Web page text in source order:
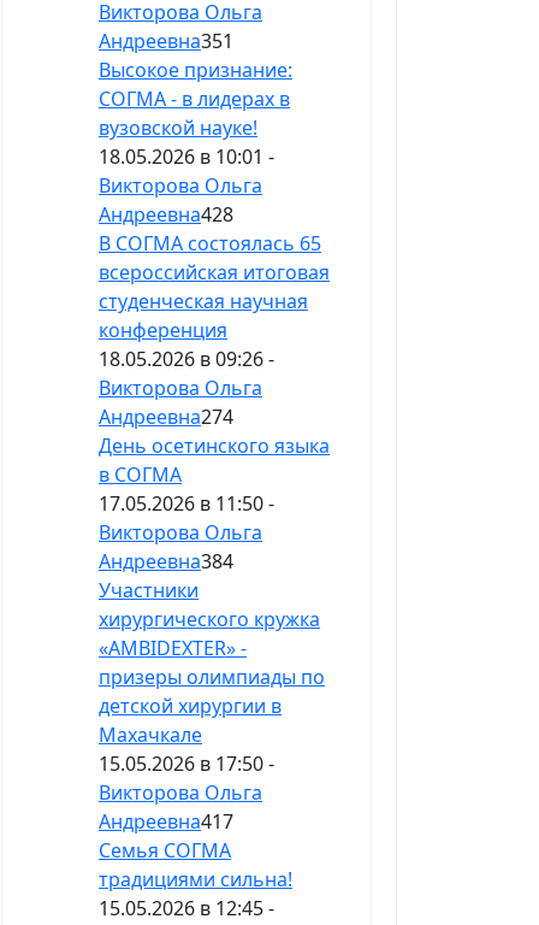
Викторова Ольга
Андреевна351
Высокое признание:
СОГМА - в лидерах в
вузовской науке!
18.05.2026 в 10:01 -
Викторова Ольга
Андреевна428
В СОГМА состоялась 65
всероссийская итоговая
студенческая научная
конференция
18.05.2026 в 09:26 -
Викторова Ольга
Андреевна274
День осетинского языка
в СОГМА
17.05.2026 в 11:50 -
Викторова Ольга
Андреевна384
Участники
хирургического кружка
«AMBIDEXTER» -
призеры олимпиады по
детской хирургии в
Махачкале
15.05.2026 в 17:50 -
Викторова Ольга
Андреевна417
Семья СОГМА
традициями сильна!
15.05.2026 в 12:45 -